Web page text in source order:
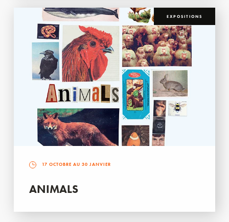
EXPOSITIONS
17 OCTOBRE AU 30 JANVIER
ANIMALS